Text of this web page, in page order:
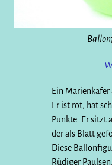
Ein
Er ist rot, hat
Punkte. Er sitzt
der als Blatt
Diese
Rüdiger Paulsen.